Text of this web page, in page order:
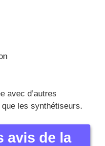
avec d’autres
les synthétiseurs.
avis de la